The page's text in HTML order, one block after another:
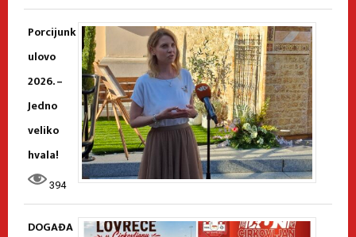
Porcijunk
ulovo
2026. –
Jedno
veliko
hvala!
394
DOGAĐA